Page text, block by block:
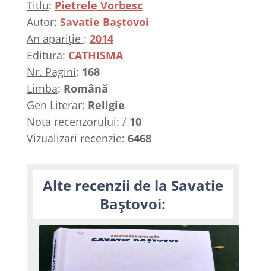
Titlu: Pietrele Vorbesc
Autor: Savatie Baștovoi
An apariție : 2014
Editura: CATHISMA
Nr. Pagini: 168
Limba: Română
Gen Literar: Religie
Nota recenzorului: / 10
Vizualizari recenzie: 6468
Alte recenzii de la Savatie
Baștovoi: